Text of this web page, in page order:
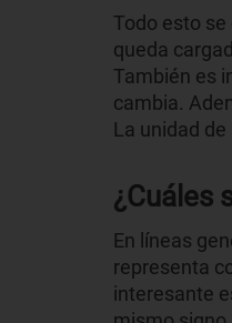
Todo esto
queda
También es
cambia.
La unidad
¿Cuáles
En líneas
representa
interesante